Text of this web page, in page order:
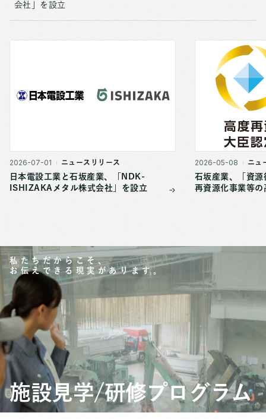
会社」を設立
2026-07-01 ニュースリリース
日本電設工業と石坂産業、「NDK-
ISHIZAKAメタル株式会社」を設立
2026-05-08 ニュ
石坂産業、「資
再資源化事業等
施設見学/研修プログラム
私たちだからこそ 、
お伝えできる現実があります。